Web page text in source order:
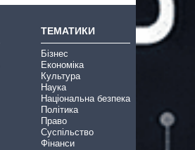
ТЕМАТИКИ
Бізнес
Економіка
Культура
Наука
Національна безпека
Політика
Право
Суспільство
Фінанси